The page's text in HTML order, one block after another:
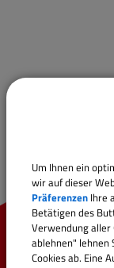
Um Ihnen ein
wir auf dieser
Präferenzen Ihre
Betätigen des
Verwendung aller
ablehnen"
Cookies ab. Eine